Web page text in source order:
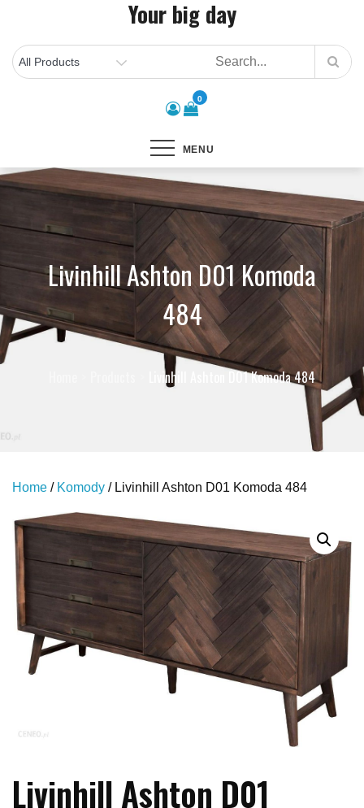
content
Your big day
0
MENU
Livinhill Ashton D01 Komoda
484
Livinhill Ashton D01 Komoda 484
Home / Komody / Livinhill Ashton D01 Komoda 484
Livinhill Ashton D01